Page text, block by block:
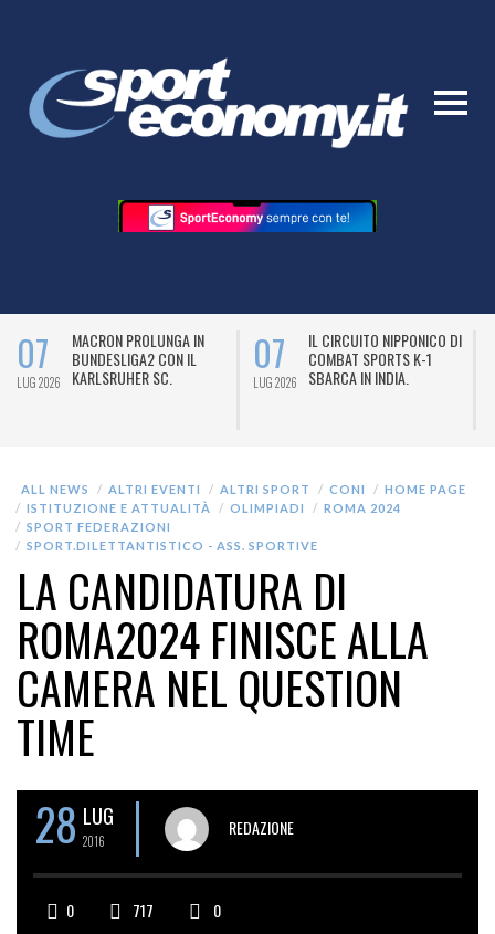
07
LUG 2026
MACRON PROLUNGA IN
BUNDESLIGA2 CON IL
KARLSRUHER SC.
07
LUG 2026
IL CIRCUITO NIPPONICO DI
COMBAT SPORTS K-1
SBARCA IN INDIA.
ALL NEWS ALTRI EVENTI ALTRI SPORT CONI
HOME PAGE
ISTITUZIONE E ATTUALITÀ
OLIMPIADI
ROMA 2024
SPORT FEDERAZIONI
SPORT.DILETTANTISTICO - ASS. SPORTIVE
LA CANDIDATURA DI
ROMA2024 FINISCE ALLA
CAMERA NEL QUESTION
TIME
28 LUG
2016
REDAZIONE
0 717 0